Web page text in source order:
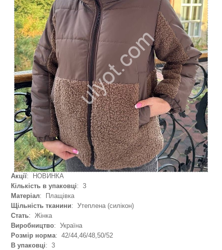
Акції: НОВИНКА
Кількість в упаковці: 3
Матеріал: Плащівка
Щільність тканини: Утеплена (силікон)
Стать: Жінка
Виробництво: Україна
Розмір норма: 42/44,46/48,50/52
В упаковці: 3